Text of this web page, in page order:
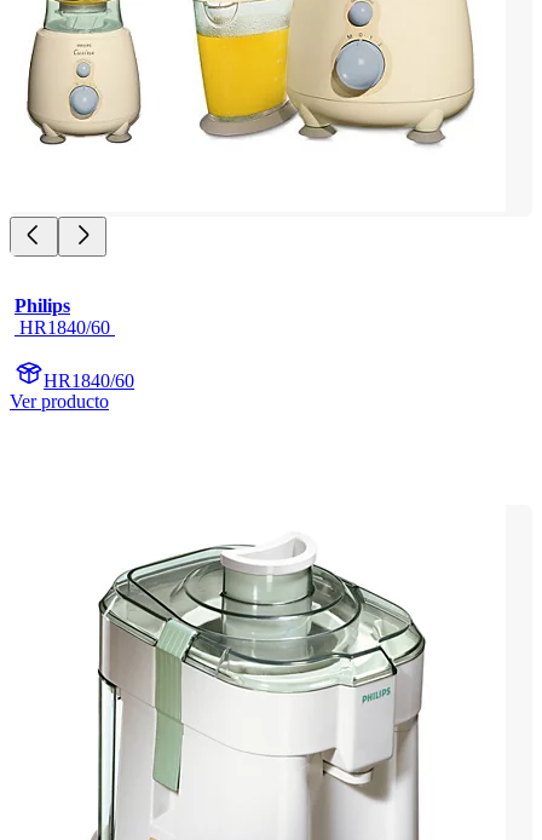
Philips
HR1840/60
HR1840/60
Ver producto